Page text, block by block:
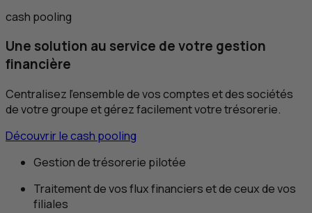
cash pooling
Une solution au service de votre gestion
financière
Centralisez l’ensemble de vos comptes et des sociétés
de votre groupe et gérez facilement votre trésorerie.
Découvrir le cash pooling
Gestion de trésorerie pilotée
Traitement de vos flux financiers et de ceux de vos
filiales